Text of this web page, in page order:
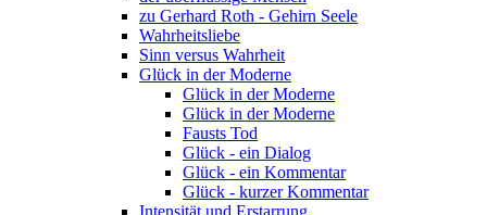
zu Gerhard Roth - Gehirn Seele
Wahrheitsliebe
Sinn versus Wahrheit
Glück in der Moderne
Glück in der Moderne
Glück in der Moderne
Fausts Tod
Glück - ein Dialog
Glück - ein Kommentar
Glück - kurzer Kommentar
Intensität und Erstarrung